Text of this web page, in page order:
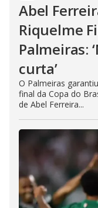
Abel
Riquelme
Palmeiras:
curta’
O Palmeiras
final da Copa do
de Abel Ferreira...